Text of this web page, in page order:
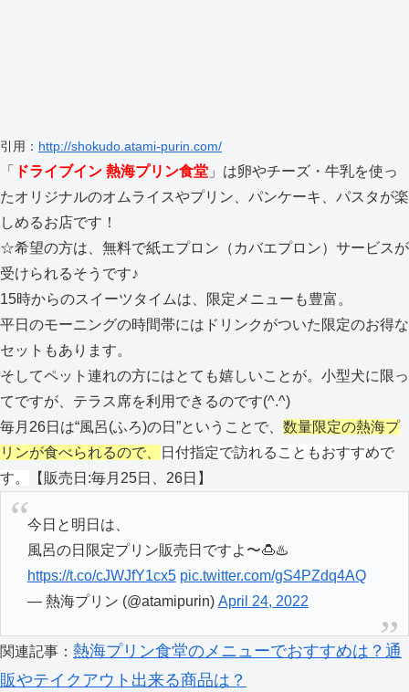
引用： http://shokudo.atami-purin.com/
「 ドライブイン 熱海プリン食堂 」は卵やチーズ・牛乳を使っ
たオリジナルのオムライスやプリン、パンケーキ、パスタが楽
しめるお店です！
☆希望の方は、無料で紙エプロン（カバエプロン）サービスが
受けられるそうです♪
15時からのスイーツタイムは、限定メニューも豊富。
平日のモーニングの時間帯にはドリンクがついた限定のお得な
セットもあります。
そしてペット連れの方にはとても嬉しいことが。小型犬に限っ
てですが、テラス席を利用できるのです(^.^)
毎月26日は“風呂(ふろ)の日”ということで、 数量限定の熱海プ
リンが食べられるので、
日付指定で訪れることもおすすめで
す。
【販売日:毎月25日、26日】
今日と明日は、
風呂の日限定プリン販売日ですよ〜🍮♨️
https://t.co/cJWJfY1cx5 pic.twitter.com/gS4PZdq4AQ
— 熱海プリン (@atamipurin) April 24, 2022
関連記事： 熱海プリン食堂のメニューでおすすめは？通
販やテイクアウト出来る商品は？